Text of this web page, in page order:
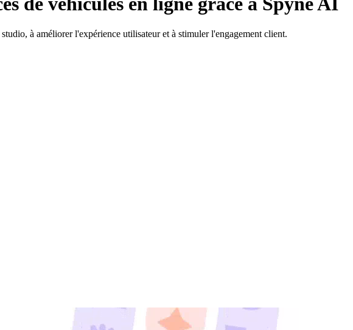
à améliorer l'expérience utilisateur et à stimuler l'engagement client.